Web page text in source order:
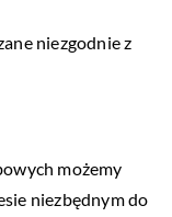
niezgodnie z
możemy
niezbędnym do